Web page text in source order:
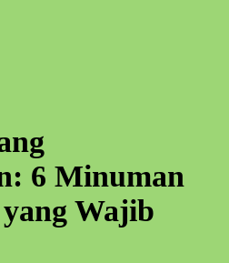
6 Minuman
Wajib